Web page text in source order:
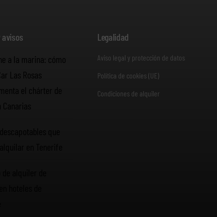
a la marina: cómo
Las Rosas
el chárter de
Legalidad
Aviso legal y protección de datos
Política de cookies (UE)
Condiciones de alquiler